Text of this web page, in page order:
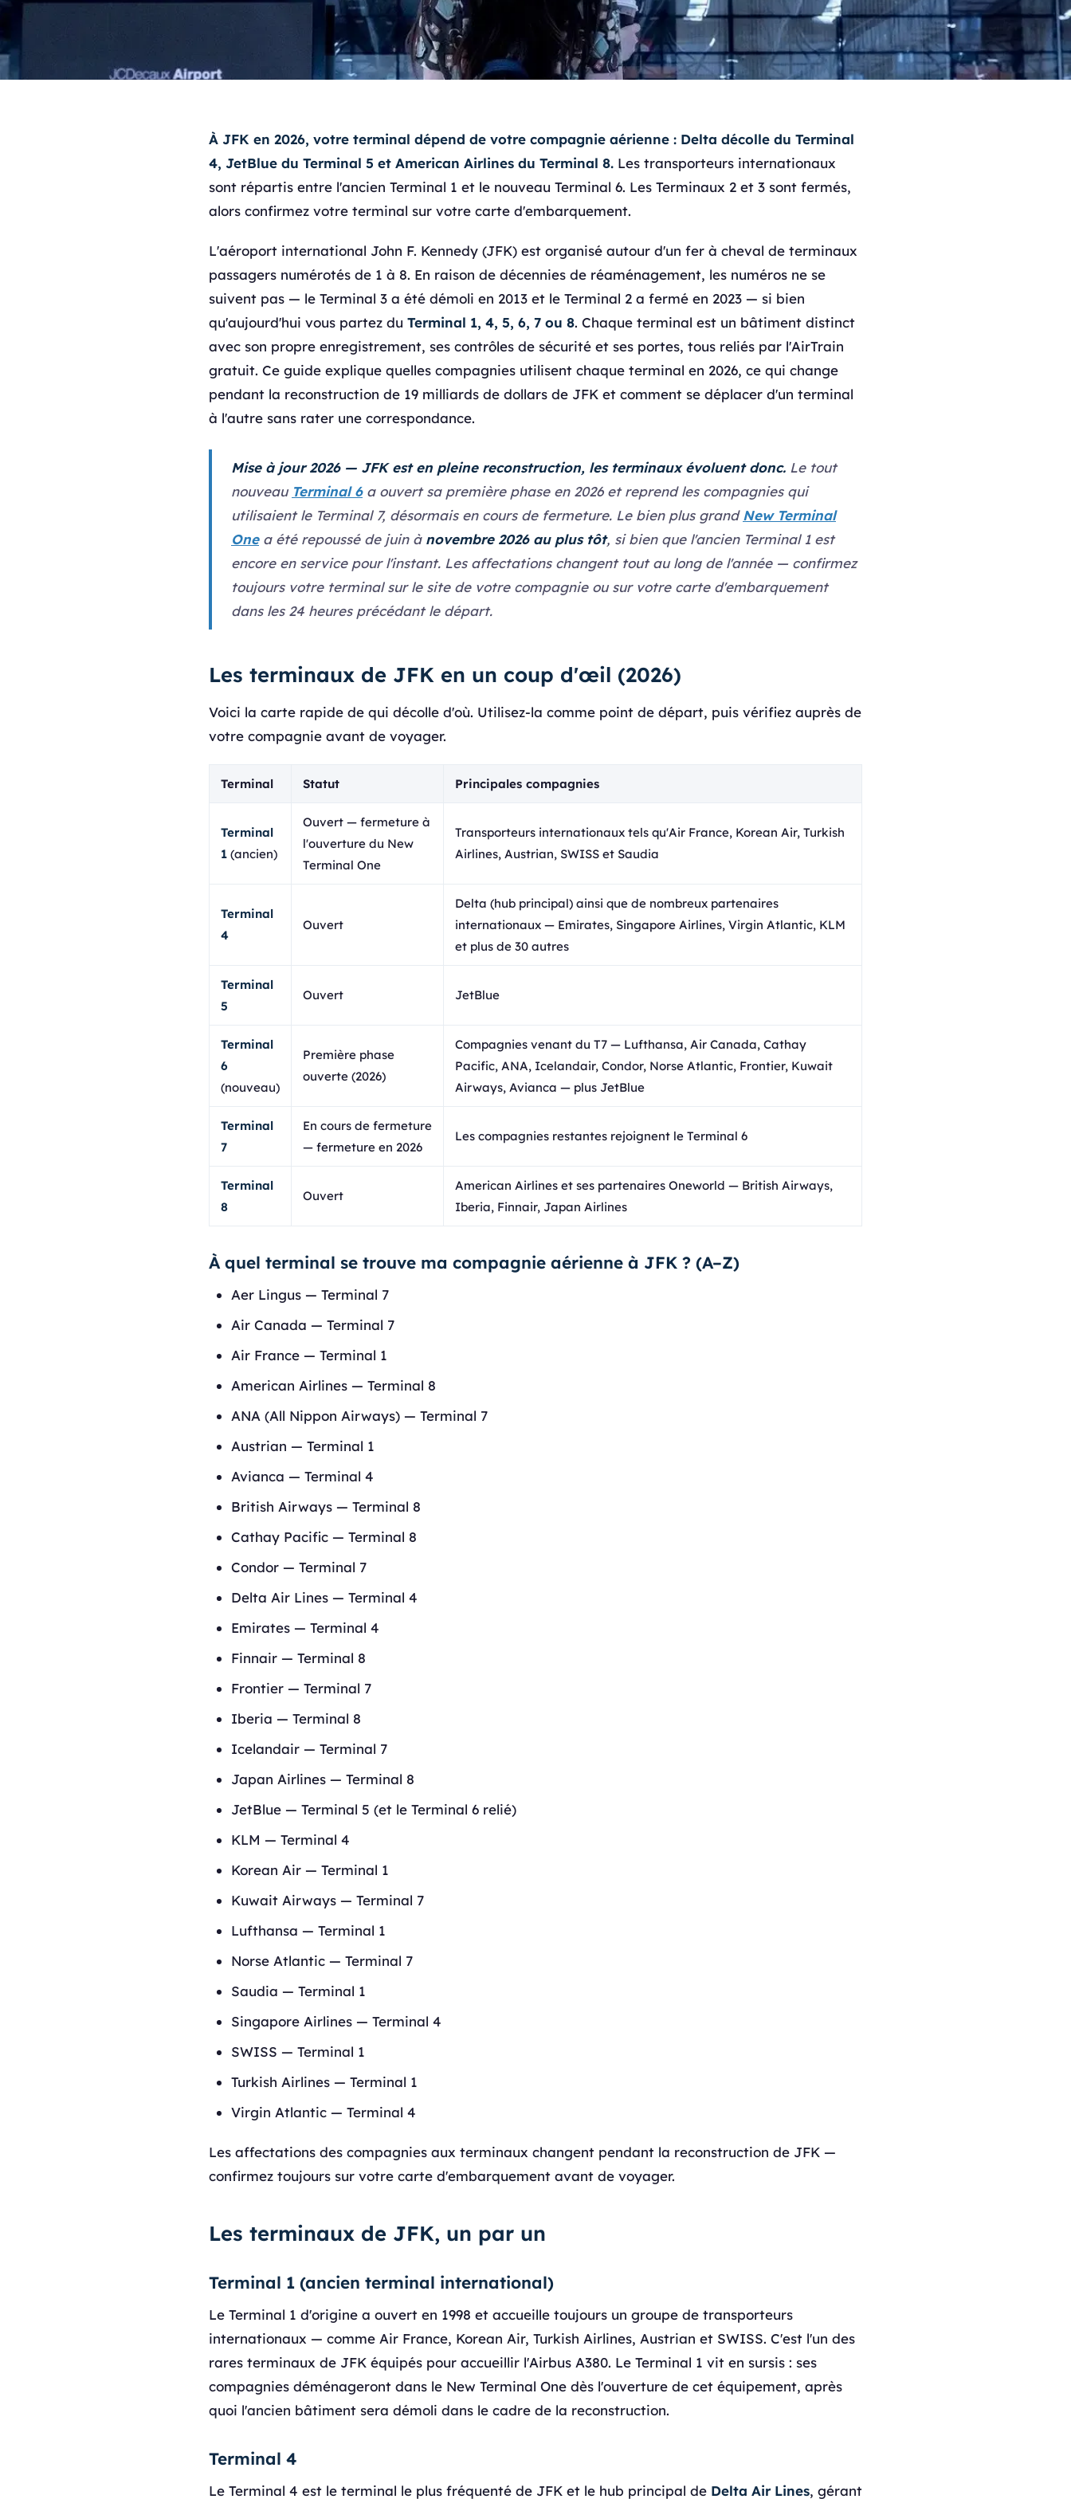
À JFK en 2026, votre terminal dépend de votre compagnie aérienne : Delta décolle du Terminal
4, JetBlue du Terminal 5 et American Airlines du Terminal 8. Les transporteurs internationaux
sont répartis entre l'ancien Terminal 1 et le nouveau Terminal 6. Les Terminaux 2 et 3 sont fermés,
alors confirmez votre terminal sur votre carte d'embarquement.
L'aéroport international John F. Kennedy (JFK) est organisé autour d'un fer à cheval de terminaux
passagers numérotés de 1 à 8. En raison de décennies de réaménagement, les numéros ne se
suivent pas — le Terminal 3 a été démoli en 2013 et le Terminal 2 a fermé en 2023 — si bien
qu'aujourd'hui vous partez du Terminal 1, 4, 5, 6, 7 ou 8. Chaque terminal est un bâtiment distinct
avec son propre enregistrement, ses contrôles de sécurité et ses portes, tous reliés par l'AirTrain
gratuit. Ce guide explique quelles compagnies utilisent chaque terminal en 2026, ce qui change
pendant la reconstruction de 19 milliards de dollars de JFK et comment se déplacer d'un terminal
à l'autre sans rater une correspondance.
Mise à jour 2026 — JFK est en pleine reconstruction, les terminaux évoluent donc. Le tout
nouveau Terminal 6a ouvert sa première phase en 2026 et reprend les compagnies qui
utilisaient le Terminal 7, désormais en cours de fermeture. Le bien plus grand New Terminal
Onea été repoussé de juin à novembre 2026 au plus tôt, si bien que l'ancien Terminal 1 est
encore en service pour l'instant. Les affectations changent tout au long de l'année — confirmez
toujours votre terminal sur le site de votre compagnie ou sur votre carte d'embarquement
dans les 24 heures précédant le départ.
Les terminaux de JFK en un coup d'œil (2026)
Voici la carte rapide de qui décolle d'où. Utilisez-la comme point de départ, puis vérifiez auprès de
votre compagnie avant de voyager.
Terminal Statut Principales compagnies
Terminal
1 (ancien)
Ouvert — fermeture à
l'ouverture du New
Terminal One
Transporteurs internationaux tels qu'Air France, Korean Air, Turkish
Airlines, Austrian, SWISS et Saudia
Terminal
4
Ouvert
Delta (hub principal) ainsi que de nombreux partenaires
internationaux — Emirates, Singapore Airlines, Virgin Atlantic, KLM
et plus de 30 autres
Terminal
5
Ouvert JetBlue
Terminal
6
(nouveau)
Première phase
ouverte (2026)
Compagnies venant du T7 — Lufthansa, Air Canada, Cathay
Pacific, ANA, Icelandair, Condor, Norse Atlantic, Frontier, Kuwait
Airways, Avianca — plus JetBlue
Terminal
7
En cours de fermeture
— fermeture en 2026
Les compagnies restantes rejoignent le Terminal 6
Terminal
8
Ouvert
American Airlines et ses partenaires Oneworld — British Airways,
Iberia, Finnair, Japan Airlines
À quel terminal se trouve ma compagnie aérienne à JFK ? (A–Z)
Aer Lingus — Terminal 7
Air Canada — Terminal 7
Air France — Terminal 1
American Airlines — Terminal 8
ANA (All Nippon Airways) — Terminal 7
Austrian — Terminal 1
Avianca — Terminal 4
British Airways — Terminal 8
Cathay Pacific — Terminal 8
Condor — Terminal 7
Delta Air Lines — Terminal 4
Emirates — Terminal 4
Finnair — Terminal 8
Frontier — Terminal 7
Iberia — Terminal 8
Icelandair — Terminal 7
Japan Airlines — Terminal 8
JetBlue — Terminal 5 (et le Terminal 6 relié)
KLM — Terminal 4
Korean Air — Terminal 1
Kuwait Airways — Terminal 7
Lufthansa — Terminal 1
Norse Atlantic — Terminal 7
Saudia — Terminal 1
Singapore Airlines — Terminal 4
SWISS — Terminal 1
Turkish Airlines — Terminal 1
Virgin Atlantic — Terminal 4
Les affectations des compagnies aux terminaux changent pendant la reconstruction de JFK —
confirmez toujours sur votre carte d'embarquement avant de voyager.
Les terminaux de JFK, un par un
Terminal 1 (ancien terminal international)
Le Terminal 1 d'origine a ouvert en 1998 et accueille toujours un groupe de transporteurs
internationaux — comme Air France, Korean Air, Turkish Airlines, Austrian et SWISS. C'est l'un des
rares terminaux de JFK équipés pour accueillir l'Airbus A380. Le Terminal 1 vit en sursis : ses
compagnies déménageront dans le New Terminal One dès l'ouverture de cet équipement, après
quoi l'ancien bâtiment sera démoli dans le cadre de la reconstruction.
Terminal 4
Le Terminal 4 est le terminal le plus fréquenté de JFK et le hub principal de Delta Air Lines, gérant